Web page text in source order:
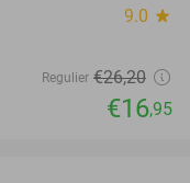
9.0 star
Regulier €26,20
€16,95